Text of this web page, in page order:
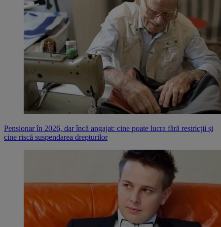
Pensionar în 2026, dar încă angajat: cine poate lucra fără restricții și
cine riscă suspendarea drepturilor